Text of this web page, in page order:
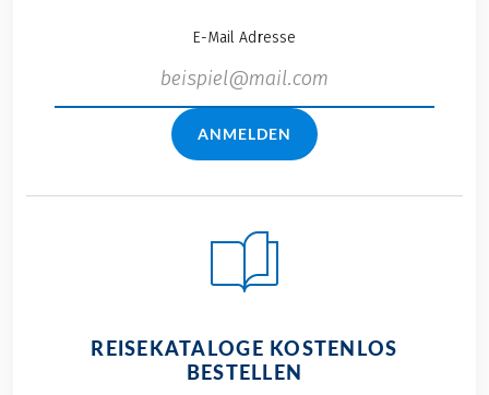
E-Mail Adresse
ANMELDEN
REISEKATALOGE KOSTENLOS
BESTELLEN